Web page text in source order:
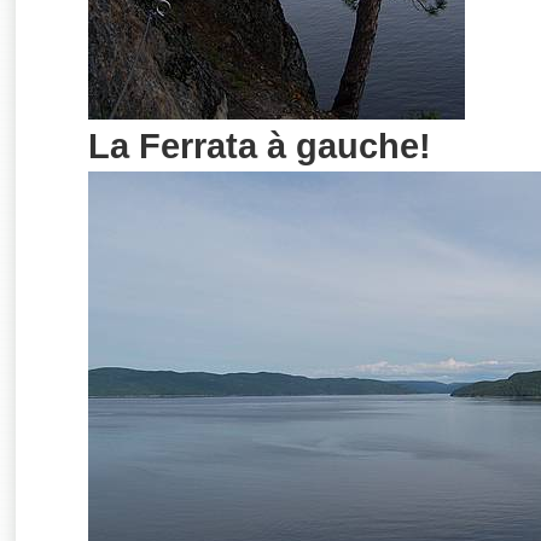
La Ferrata à gauche!